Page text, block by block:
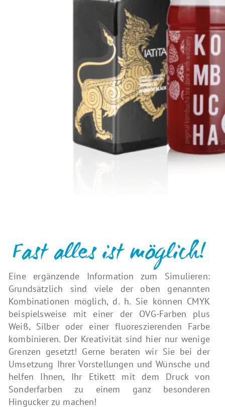
Fast alles ist möglich!
Eine ergänzende Information zum Simulieren:
Grundsätzlich sind viele der oben genannten
Kombinationen möglich, d. h. Sie können CMYK
beispielsweise mit einer der OVG-Farben plus
Weiß, Silber oder einer fluoreszierenden Farbe
kombinieren. Der Kreativität sind hier nur wenige
Grenzen gesetzt! Gerne beraten wir Sie bei der
Umsetzung Ihrer Vorstellungen und Wünsche und
helfen Ihnen, Ihr Etikett mit dem Druck von
Sonderfarben zu einem ganz besonderen
Hingucker zu machen!